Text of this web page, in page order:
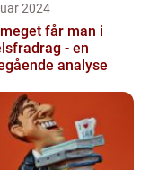
2024
får man i
- en
analyse